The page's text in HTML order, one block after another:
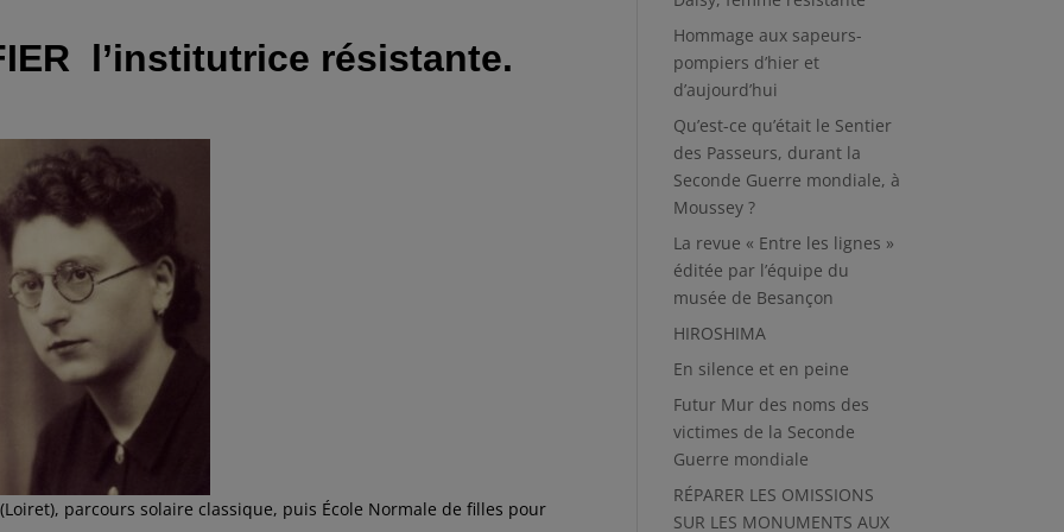
l’institutrice résistante.
parcours solaire classique, puis École Normale de filles pour
Hommage aux sapeurs-
pompiers d’hier et
d’aujourd’hui
Qu’est-ce qu’était le Sentier
des Passeurs, durant la
Seconde Guerre mondiale, à
Moussey ?
La revue « Entre les lignes »
éditée par l’équipe du
musée de Besançon
HIROSHIMA
En silence et en peine
Futur Mur des noms des
victimes de la Seconde
Guerre mondiale
RÉPARER LES OMISSIONS
SUR LES MONUMENTS AUX